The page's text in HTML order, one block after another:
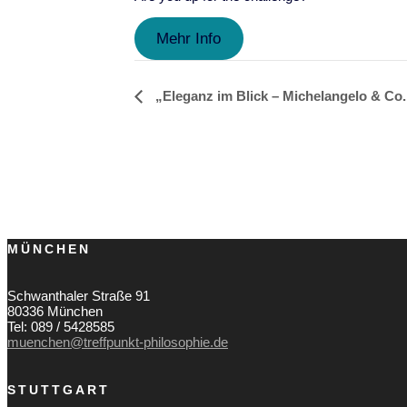
Mehr Info
Veranstaltung-
„Eleganz im Blick – Michelangelo &
MÜNCHEN
Schwanthaler Straße 91
80336 München
Tel: 089 / 5428585
muenchen@treffpunkt-philosophie.de
STUTTGART